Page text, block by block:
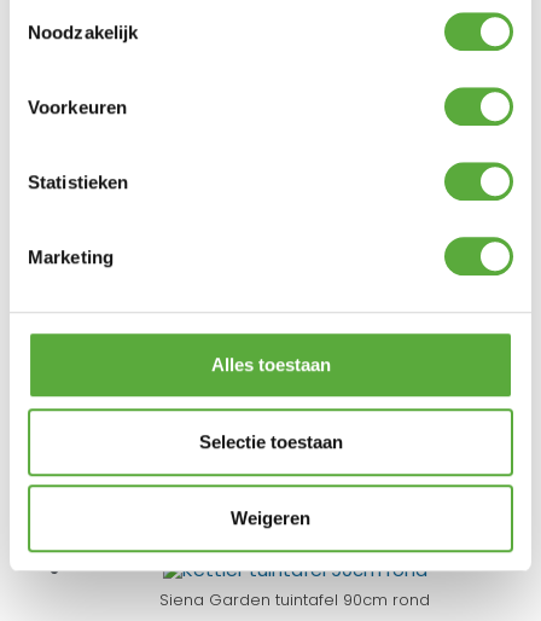
Noodzakelijk
Voorkeuren
Statistieken
Marketing
Alles toestaan
Selectie toestaan
Weigeren
Hartman verstelbare Tubb tuinstoel – Taupe
Kopersbescherming met Trusted Shops
GERELATEERDE PRODUCTEN
€349,00
Taste by 4 Seasons Outdoor Prado tuintafel ovaal
240x115cm
€1.719,00
Siena Garden tuintafel 90cm rond